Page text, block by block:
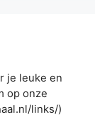
je leuke en
op onze
links/)